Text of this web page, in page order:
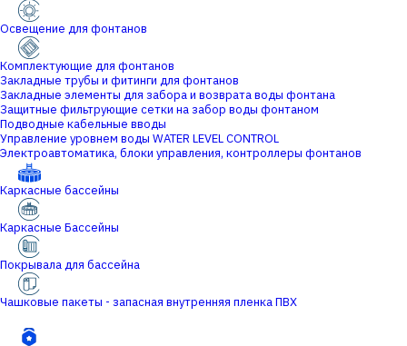
Освещение для фонтанов
Комплектующие для фонтанов
Закладные трубы и фитинги для фонтанов
Закладные элементы для забора и возврата воды фонтана
Защитные фильтрующие сетки на забор воды фонтаном
Подводные кабельные вводы
Управление уровнем воды WATER LEVEL CONTROL
Электроавтоматика, блоки управления, контроллеры фонтанов
Каркасные бассейны
Каркасные Бассейны
Покрывала для бассейна
Чашковые пакеты - запасная внутренняя пленка ПВХ